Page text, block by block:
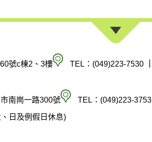
號c棟2、3樓南
縣
政
TEL：(049)223-7530
南崗一路300號空
氣
TEL：(049)223-3753
日及例假日休息)